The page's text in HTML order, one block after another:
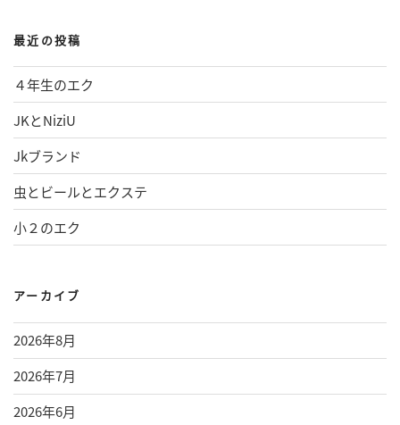
最近の投稿
４年生のエク
JKとNiziU
Jkブランド
虫とビールとエクステ
小２のエク
アーカイブ
2026年8月
2026年7月
2026年6月